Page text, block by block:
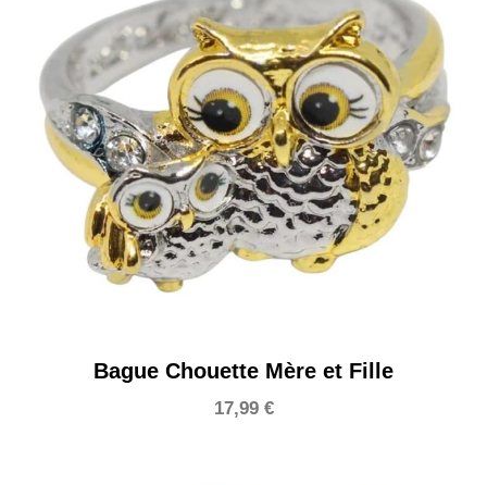
Bague Chouette Mère et Fille
17,99 €